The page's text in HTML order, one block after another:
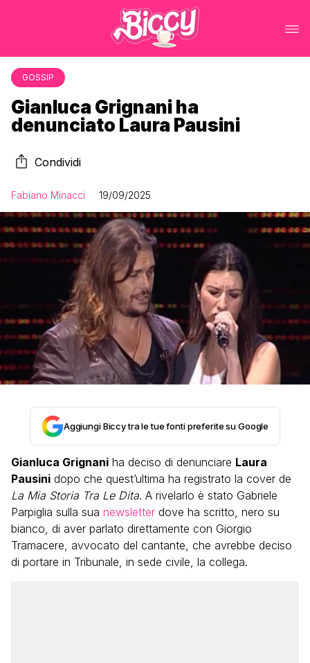
GOSSIP
Gianluca Grignani ha
denunciato Laura Pausini
Condividi
Fabiano Minacci 19/09/2025
Aggiungi Biccy tra le tue fonti preferite su Google
Gianluca Grignani ha deciso di denunciare Laura
Pausini dopo che quest’ultima ha registrato la cover de
La Mia Storia Tra Le Dita. A rivelarlo è stato Gabriele
Parpiglia sulla sua newsletter dove ha scritto, nero su
bianco, di aver parlato direttamente con Giorgio
Tramacere, avvocato del cantante, che avrebbe deciso
di portare in Tribunale, in sede civile, la collega.